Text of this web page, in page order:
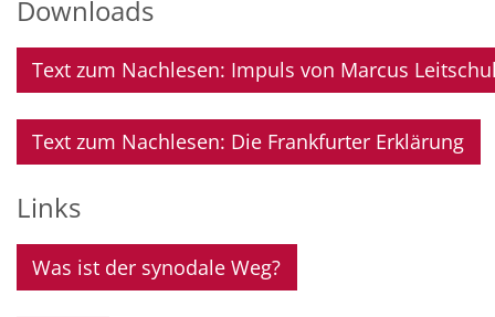
Downloads
Text zum Nachlesen: Impuls von Marcus
Text zum Nachlesen: Die Frankfurter Erklärung
Links
Was ist der synodale Weg?